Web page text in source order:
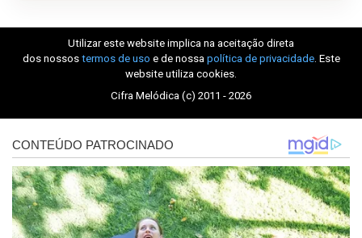
Utilizar este website implica na aceitação direta
dos nossos termos de uso e de nossa política de privacidade. Este
website utiliza cookies.
Cifra Melódica (c) 2011 - 2026